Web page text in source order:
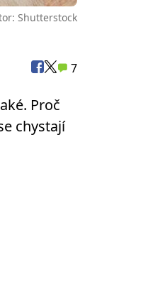
Shutterstock
7
Proč
chystají